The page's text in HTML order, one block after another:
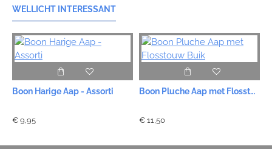
WELLICHT INTERESSANT
Boon Harige Aap - Assorti
€ 9,95
Boon Pluche Aap met Flosstouw Buik
€ 11,50